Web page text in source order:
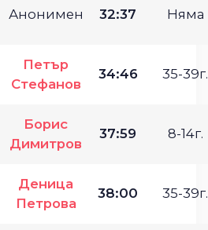
Анонимен 32:37 Няма
Петър
Стефанов
34:46 35-39г.
Борис
Димитров
37:59 8-14г.
Деница
Петрова
38:00 35-39г.